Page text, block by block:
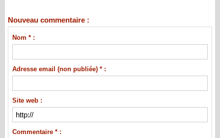
Nouveau commentaire :
Nom * :
Adresse email (non publiée) * :
Site web :
Commentaire * :